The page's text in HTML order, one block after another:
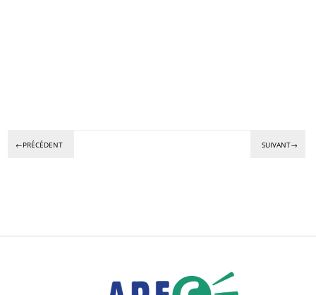
←PRÉCÉDENT SUIVANT→